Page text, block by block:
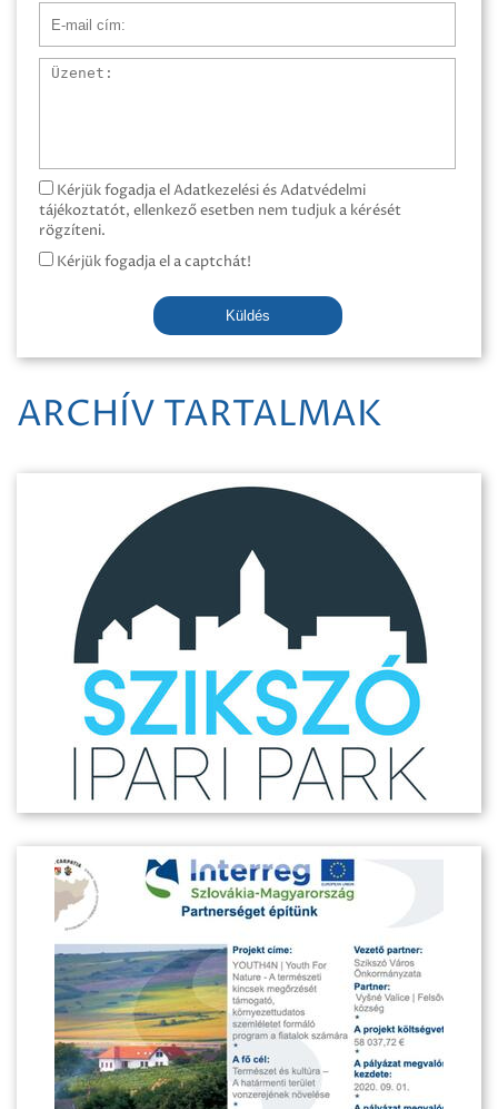
Üzenet
Kérjük fogadja el Adatkezelési és Adatvédelmi
tájékoztatót, ellenkező esetben nem tudjuk a kérését
rögzíteni.
Kérjük fogadja el a captchát!
Küldés
ARCHÍV TARTALMAK